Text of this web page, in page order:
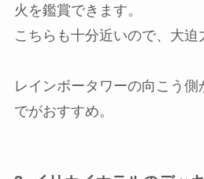
火を鑑賞できます。
こちらも十分近いので、大迫
レインボータワーの向こう側
でがおすすめ。